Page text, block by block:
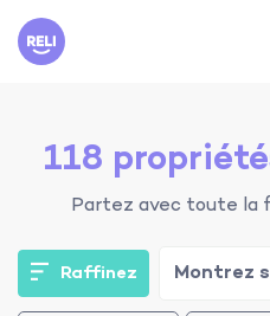
Reli
118
Partez avec toute la
Raffinez Montrez